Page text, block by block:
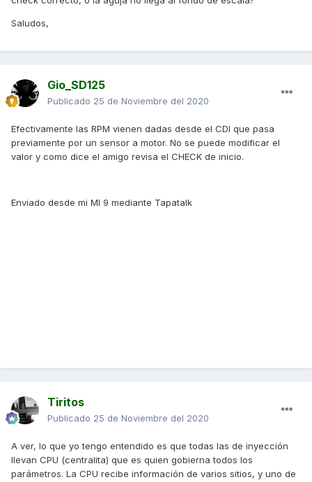
Saludos,
Gio_SD125
Publicado 25 de Noviembre del 2020
Efectivamente las RPM vienen dadas desde el CDI que pasa
previamente por un sensor a motor. No se puede modificar el
valor y como dice el amigo revisa el CHECK de inicio.
Enviado desde mi MI 9 mediante Tapatalk
Tiritos
Publicado 25 de Noviembre del 2020
A ver, lo que yo tengo entendido es que todas las de inyección
llevan CPU (centralita) que es quien gobierna todos los
parámetros. La CPU recibe información de varios sitios, y uno de